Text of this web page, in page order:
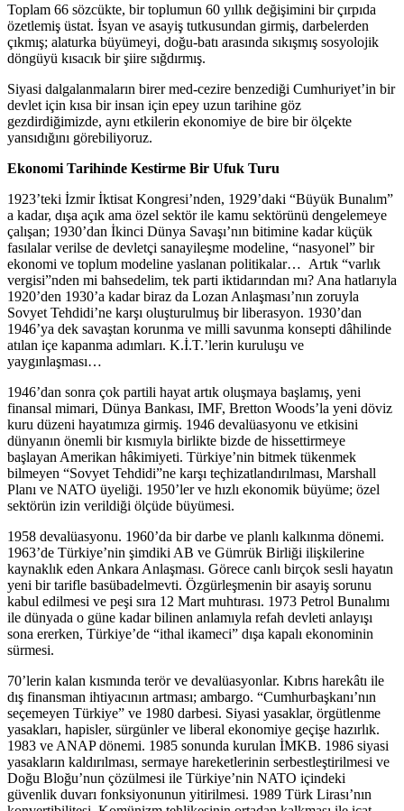
Toplam 66 sözcükte, bir toplumun 60 yıllık değişimini bir çırpıda
özetlemiş üstat. İsyan ve asayiş tutkusundan girmiş, darbelerden
çıkmış; alaturka büyümeyi, doğu-batı arasında sıkışmış sosyolojik
döngüyü kısacık bir şiire sığdırmış.
Siyasi dalgalanmaların birer med-cezire benzediği Cumhuriyet’in bir
devlet için kısa bir insan için epey uzun tarihine göz
gezdirdiğimizde, aynı etkilerin ekonomiye de bire bir ölçekte
yansıdığını görebiliyoruz.
Ekonomi Tarihinde Kestirme Bir Ufuk Turu
1923’teki İzmir İktisat Kongresi’nden, 1929’daki “Büyük Bunalım”
a kadar, dışa açık ama özel sektör ile kamu sektörünü dengelemeye
çalışan; 1930’dan İkinci Dünya Savaşı’nın bitimine kadar küçük
fasılalar verilse de devletçi sanayileşme modeline, “nasyonel” bir
ekonomi ve toplum modeline yaslanan politikalar… Artık “varlık
vergisi”nden mi bahsedelim, tek parti iktidarından mı? Ana hatlarıyla
1920’den 1930’a kadar biraz da Lozan Anlaşması’nın zoruyla
Sovyet Tehdidi’ne karşı oluşturulmuş bir liberasyon. 1930’dan
1946’ya dek savaştan korunma ve milli savunma konsepti dâhilinde
atılan içe kapanma adımları. K.İ.T.’lerin kuruluşu ve
yaygınlaşması…
1946’dan sonra çok partili hayat artık oluşmaya başlamış, yeni
finansal mimari, Dünya Bankası, IMF, Bretton Woods’la yeni döviz
kuru düzeni hayatımıza girmiş. 1946 devalüasyonu ve etkisini
dünyanın önemli bir kısmıyla birlikte bizde de hissettirmeye
başlayan Amerikan hâkimiyeti. Türkiye’nin bitmek tükenmek
bilmeyen “Sovyet Tehdidi”ne karşı teçhizatlandırılması, Marshall
Planı ve NATO üyeliği. 1950’ler ve hızlı ekonomik büyüme; özel
sektörün izin verildiği ölçüde büyümesi.
1958 devalüasyonu. 1960’da bir darbe ve planlı kalkınma dönemi.
1963’de Türkiye’nin şimdiki AB ve Gümrük Birliği ilişkilerine
kaynaklık eden Ankara Anlaşması. Görece canlı birçok sesli hayatın
yeni bir tarifle basübadelmevti. Özgürleşmenin bir asayiş sorunu
kabul edilmesi ve peşi sıra 12 Mart muhtırası. 1973 Petrol Bunalımı
ile dünyada o güne kadar bilinen anlamıyla refah devleti anlayışı
sona ererken, Türkiye’de “ithal ikameci” dışa kapalı ekonominin
sürmesi.
70’lerin kalan kısmında terör ve devalüasyonlar. Kıbrıs harekâtı ile
dış finansman ihtiyacının artması; ambargo. “Cumhurbaşkanı’nın
seçemeyen Türkiye” ve 1980 darbesi. Siyasi yasaklar, örgütlenme
yasakları, hapisler, sürgünler ve liberal ekonomiye geçişe hazırlık.
1983 ve ANAP dönemi. 1985 sonunda kurulan İMKB. 1986 siyasi
yasakların kaldırılması, sermaye hareketlerinin serbestleştirilmesi ve
Doğu Bloğu’nun çözülmesi ile Türkiye’nin NATO içindeki
güvenlik duvarı fonksiyonunun yitirilmesi. 1989 Türk Lirası’nın